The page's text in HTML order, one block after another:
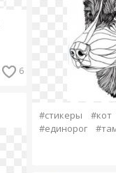
6
#стикеры
#кот
#единорог